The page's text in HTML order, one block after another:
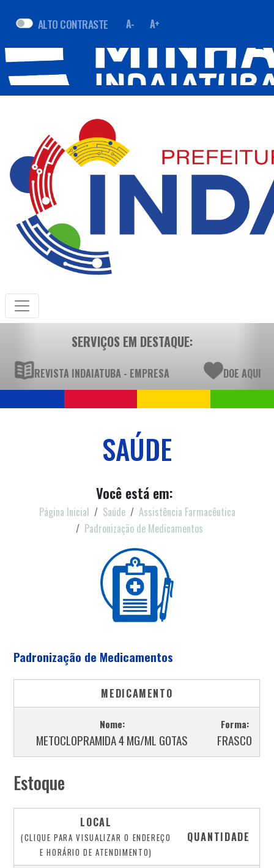
ALTO CONTRASTE A- A+
SERVIÇOS EM DESTAQUE:
REVISTA INDAIATUBA - EMPRESA DOE AQUI
SAÚDE
Você está em:
Página Inicial Saúde
Assistência Farmacêutica
Padronização de Medicamentos
Padronização de Medicamentos
MEDICAMENTO
Nome:
METOCLOPRAMIDA 4 MG/ML GOTAS
Forma:
FRASCO
Estoque
LOCAL
(CLIQUE PARA VISUALIZAR O ENDEREÇO
E HORÁRIO DE ATENDIMENTO)
QUANTIDADE